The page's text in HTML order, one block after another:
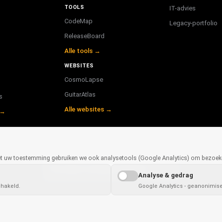
TOOLS
CodeMap
ReleaseBoard
Alle tools →
WEBSITES
CosmoLapse
GuitarAtlas
Alle websites →
IT-advies
Legacy-portfolio
This page is available inEnglish
uw toestemming gebruiken we ook analysetools (Google Analytics) om
Analyse & gedrag
Google Analytics -